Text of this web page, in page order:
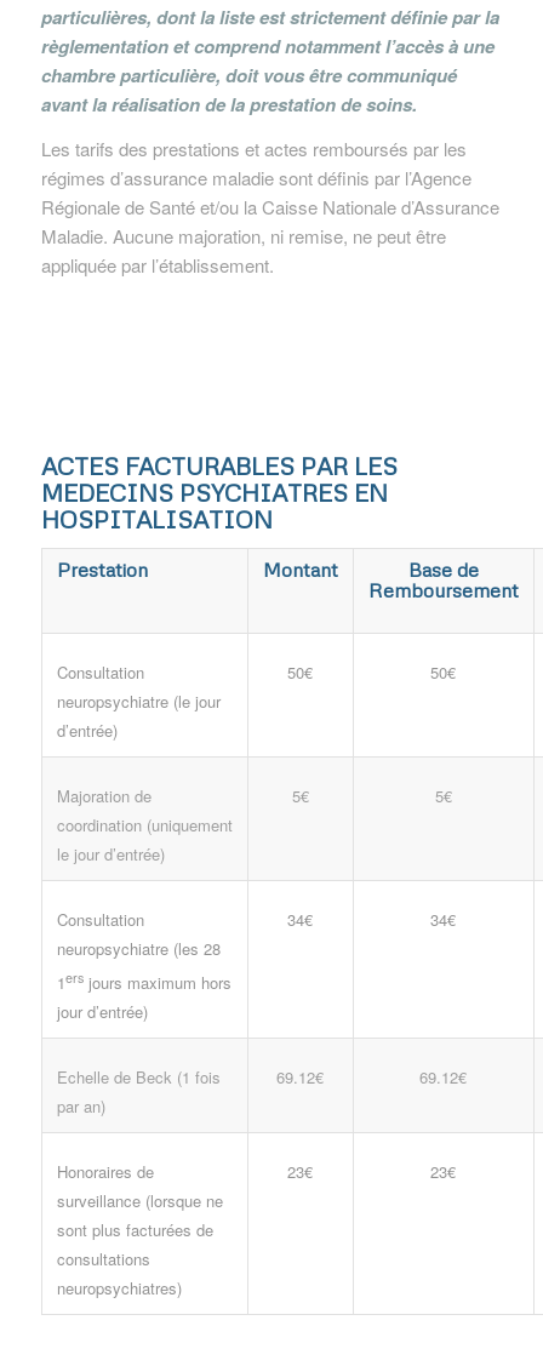
particulières, dont la liste est strictement définie par la
règlementation et comprend notamment l’accès à une
chambre particulière, doit vous être communiqué
avant la réalisation de la prestation de soins.
Les tarifs des prestations et actes remboursés par les
régimes d’assurance maladie sont définis par l’Agence
Régionale de Santé et/ou la Caisse Nationale d’Assurance
Maladie. Aucune majoration, ni remise, ne peut être
appliquée par l’établissement.
ACTES FACTURABLES PAR LES
MEDECINS PSYCHIATRES EN
HOSPITALISATION
Prestation Montant
Base de
Remboursement
Consultation
neuropsychiatre (le jour
d’entrée)
50€ 50€
Majoration de
coordination (uniquement
le jour d’entrée)
5€ 5€
Consultation
neuropsychiatre (les 28
1ersjours maximum hors
jour d’entrée)
34€ 34€
Echelle de Beck (1 fois
par an)
69.12€ 69.12€
Honoraires de
surveillance (lorsque ne
sont plus facturées de
consultations
neuropsychiatres)
23€ 23€